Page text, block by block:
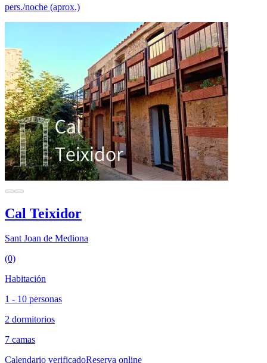
pers./noche (aprox.)
Cal Teixidor
Sant Joan de Mediona
(0)
Habitación
1 - 10 personas
2 dormitorios
7 camas
Calendario verificadoReserva online